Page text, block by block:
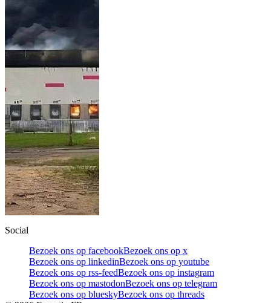
Social
Bezoek ons op facebookBezoek ons op x
Bezoek ons op linkedinBezoek ons op youtube
Bezoek ons op rss-feedBezoek ons op instagram
Bezoek ons op mastodonBezoek ons op telegram
Bezoek ons op blueskyBezoek ons op threads